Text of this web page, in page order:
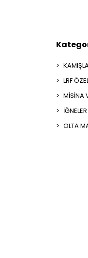
LRF
MİSİNA
İĞNELER
OLTA